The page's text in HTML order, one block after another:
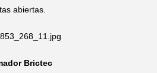
abiertas.
Brictec